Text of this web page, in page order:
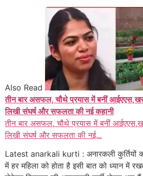
Also Read
तीन बार असफल, चौथे प्रयास में बनीं
लिखी संघर्ष और सफलता की नई कहानी
तीन बार असफल, चौथे प्रयास में बनीं
लिखी संघर्ष और सफलता की नई...
Latest anarkali kurti : अनारकली कुर्तियों
में हर महिला को होता है इसी बात को ध्यान में